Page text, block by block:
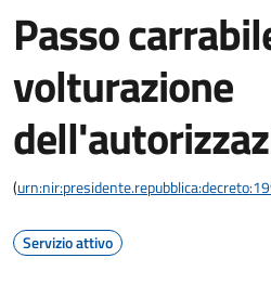
Passo
volturazione
(
Servizio attivo